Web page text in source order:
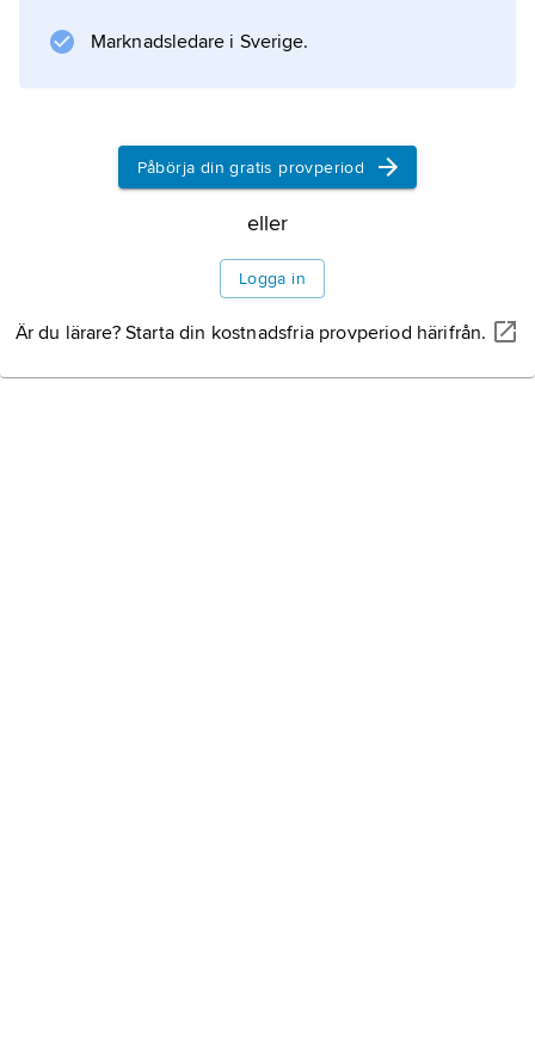
Marknadsledare i Sverige.
Påbörja din gratis provperiod
eller
Logga in
Är du lärare? Starta din kostnadsfria provperiod härifrån.